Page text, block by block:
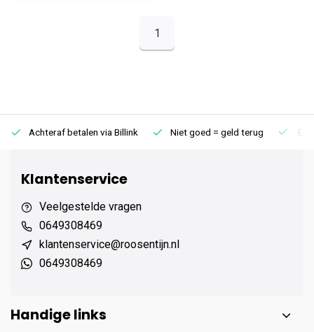
1
Achteraf betalen via Billink Niet goed = geld terug
Klantenservice
Veelgestelde vragen
0649308469
klantenservice@roosentijn.nl
0649308469
Handige links